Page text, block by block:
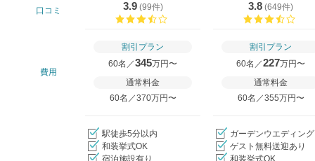
口コミ 3.9(99件)
3.8 (649件)
費用
割引プラン
60名／345万円〜
通常料金
60名／370万円〜
割引プラン
60名／227万円〜
通常料金
60名／355万円〜
駅徒歩5分以内
和装挙式OK
ガーデンウエディング
ゲスト無料送迎あり